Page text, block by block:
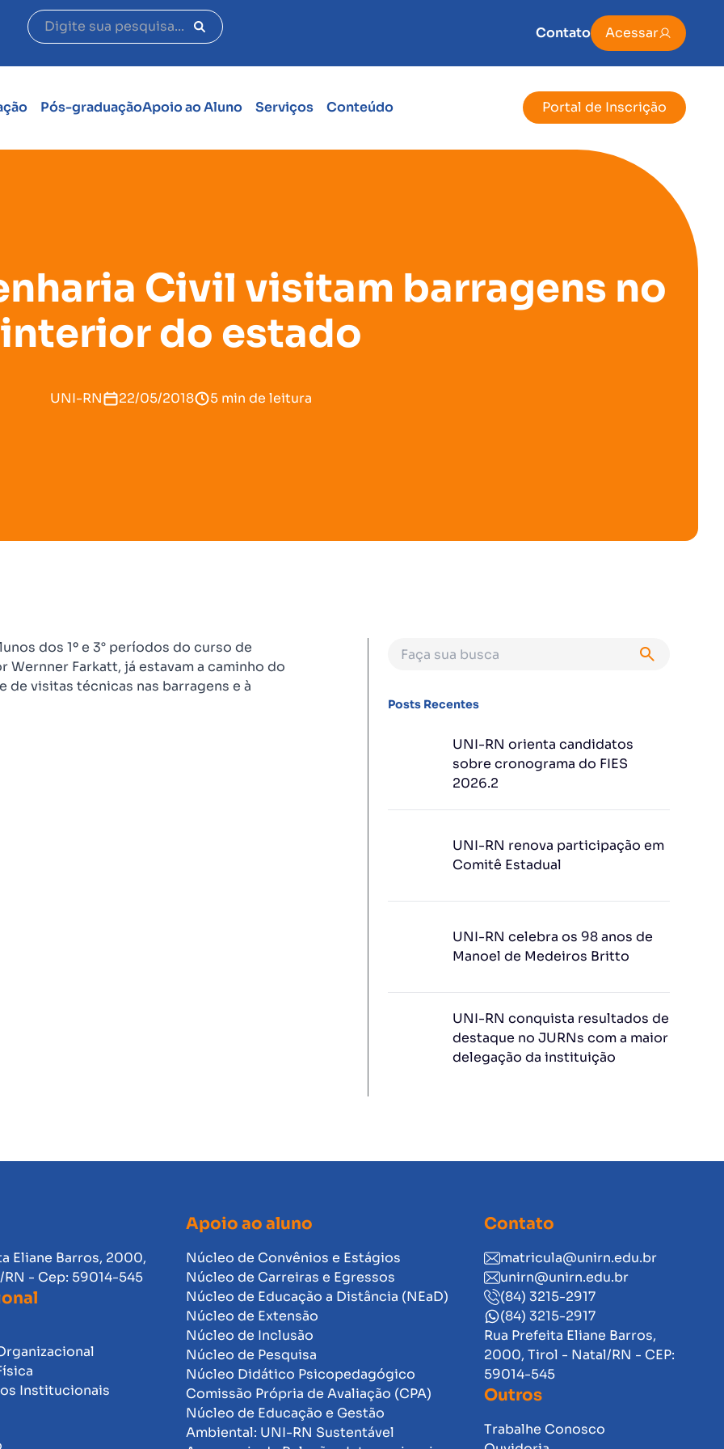
Contato Acessar
Pós-graduaçãoApoio ao Aluno Serviços Conteúdo Portal de Inscrição
Civil visitam barragens no
interior do estado
UNI-RN 22/05/2018 5 min de leitura
dos 1º e 3° períodos do curso de
Farkatt, já estavam a caminho do
de visitas técnicas nas barragens e à
Posts Recentes
UNI-RN orienta candidatos
sobre cronograma do FIES
2026.2
UNI-RN renova participação em
Comitê Estadual
UNI-RN celebra os 98 anos de
Manoel de Medeiros Britto
UNI-RN conquista resultados de
destaque no JURNs com a maior
delegação da instituição
Eliane Barros, 2000,
- Cep: 59014-545
Institucionais
Apoio ao aluno
Núcleo de Convênios e Estágios
Núcleo de Carreiras e Egressos
Núcleo de Educação a Distância (NEaD)
Núcleo de Extensão
Núcleo de Inclusão
Núcleo de Pesquisa
Núcleo Didático Psicopedagógico
Comissão Própria de Avaliação (CPA)
Núcleo de Educação e Gestão
Ambiental: UNI-RN Sustentável
Contato
matricula@unirn.edu.br
unirn@unirn.edu.br
(84) 3215-2917
(84) 3215-2917
Rua Prefeita Eliane Barros,
2000, Tirol - Natal/RN - CEP:
59014-545
Outros
Trabalhe Conosco